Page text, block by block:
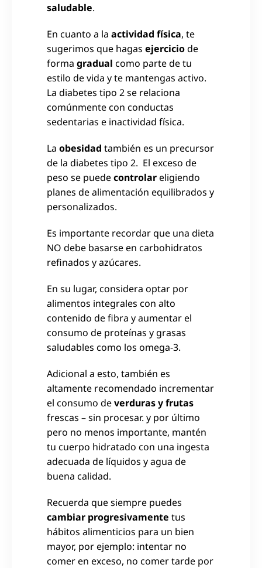
saludable.
En cuanto a la actividad física, te
sugerimos que hagas ejerciciode
forma gradual como parte de tu
estilo de vida y te mantengas activo.
La diabetes tipo 2 se relaciona
comúnmente con conductas
sedentarias e inactividad física.
La obesidad también es un precursor
de la diabetes tipo 2. El exceso de
peso se puedecontrolareligiendo
planes de alimentación equilibrados y
personalizados.
Es importante recordar que una dieta
NO debe basarse en carbohidratos
refinados y azúcares.
En su lugar, considera optar por
alimentos integrales con alto
contenido de fibra y aumentar el
consumo de proteínas y grasas
saludables como los omega-3.
Adicional a esto, también es
altamente recomendado incrementar
el consumo deverduras y frutas
frescas – sin procesar. y por último
pero no menos importante, mantén
tu cuerpo hidratado con una ingesta
adecuada de líquidos y agua de
buena calidad.
Recuerda que siempre puedes
cambiar progresivamente tus
hábitos alimenticios para un bien
mayor, por ejemplo: intentar no
comer en exceso, no comer tarde por